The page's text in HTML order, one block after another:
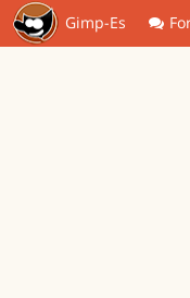
Gimp-Es